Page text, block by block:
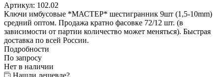
Артикул: 102.02
Ключи имбусовые *МАСТЕР* шестигранник 9шт (1,5-10mm)
средний оптом. Продажа кратно фасовке 72/12 шт. (в
зависимости от партии количество может меняться). Быстрая
доставка по всей России.
Подробности
По запросу
Нет в наличии
Нашли дешевле?